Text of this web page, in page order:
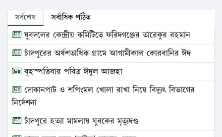
সর্বশেষ সর্বাধিক পঠিত
যুবদলের কেন্দ্রীয় কমিটিতে ফরিদগঞ্জের তারেকুর রহমান
চাঁদপুরের অর্ধশতাধিক গ্রামে আগামীকাল কোরবানির ঈদ
বৃহস্পতিবার পবিত্র ঈদুল আজহা
দোকানপাট ও শপিংমল খোলা রাখা নিয়ে বিদ্যুৎ বিভাগের
নির্দেশনা
চাঁদপুরে হত্যা মামলায় যুবকের মৃত্যুদণ্ড